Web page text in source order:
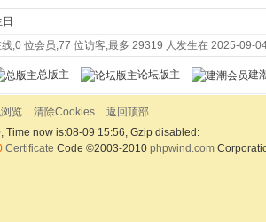
,0 位会员,77 位访客,最多 29319 人发生在 2025-09-
总版主 论坛版主 建
览 清除Cookies
返回顶部
Time now is:08-09 15:56, Gzip disabled:
Certificate Code ©2003-2010 phpwind.com